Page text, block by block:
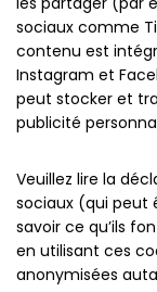
sociaux comme
contenu est
Instagram et
peut stocker et
publicité
Veuillez lire la
sociaux (qui peut
savoir ce qu’ils
en utilisant ces
anonymisées